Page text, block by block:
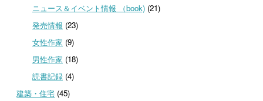
ニュース＆イベント情報 （book)(21)
発売情報 (23)
女性作家 (9)
男性作家 (18)
読書記録(4)
建築・住宅 (45)